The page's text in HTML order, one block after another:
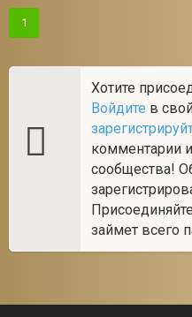
1
Хотите
Войдите в
комментарии
сообщества!
займет всего